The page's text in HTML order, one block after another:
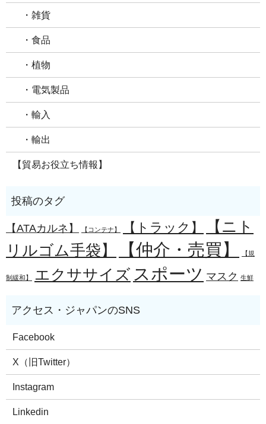
・雑貨
・食品
・植物
・電気製品
・輸入
・輸出
【貿易お役立ち情報】
【ATAカルネ】 【コンテナ】 【トラック】
【ニト
リルゴム手袋】
【仲介・売買】 【規
制緩和】 エクササイズ スポーツ マスク 生鮮
Facebook
X（旧Twitter）
Instagram
Linkedin